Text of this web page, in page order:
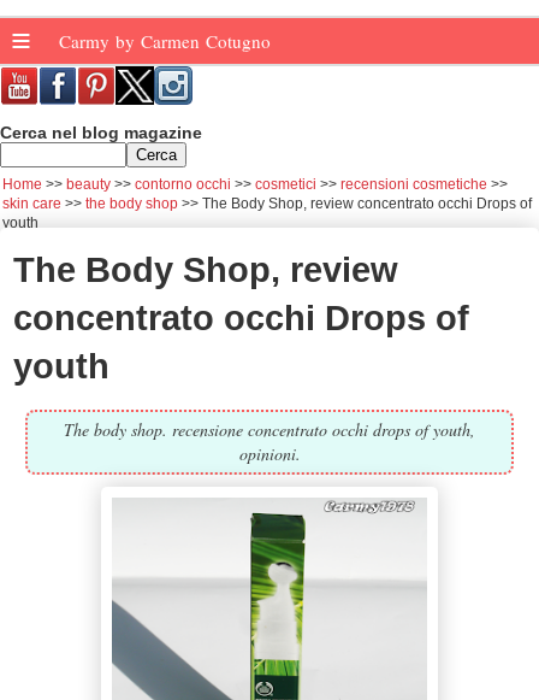
≡ Carmy by Carmen Cotugno
Cerca nel blog magazine
Home beauty contorno occhi cosmetici
recensioni cosmetiche
skin care
the body shop
The Body Shop, review concentrato occhi Drops of
youth
The Body Shop, review
concentrato occhi Drops of
youth
The body shop. recensione concentrato occhi drops of youth,
opinioni.